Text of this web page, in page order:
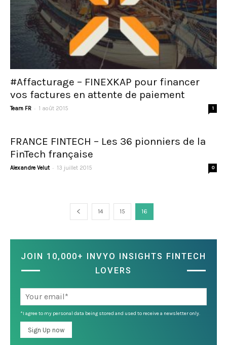
#Affacturage – FINEXKAP pour financer
vos factures en attente de paiement
Team FR - 1 août 2015 1
FRANCE FINTECH – Les 36 pionniers de la
FinTech française
Alexandre Velut - 13 juillet 2015 0
14 15 16
JOIN 10,000+ INVYO INSIGHTS FINTECH
LOVERS
*I agree to my personal data being stored and used to receive a newsletter only.